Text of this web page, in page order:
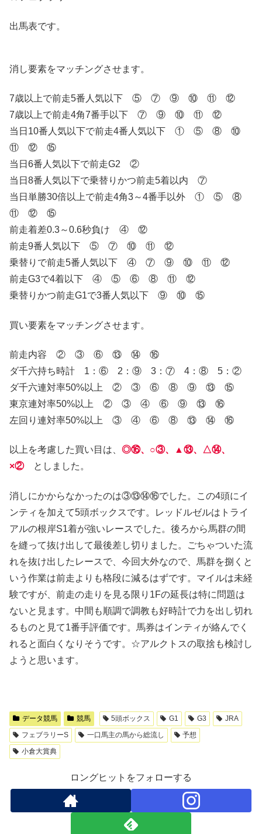
出馬表です。
消し要素をマッチングさせます。
7歳以上で前走5番人気以下 ⑤ ⑦ ⑨ ⑩ ⑪ ⑫
7歳以上で前走4角7番手以下 ⑦ ⑨ ⑩ ⑪ ⑫
当日10番人気以下で前走4番人気以下 ① ⑤ ⑧ ⑩
⑪ ⑫ ⑮
当日6番人気以下で前走G2 ②
当日8番人気以下で乗替りかつ前走5着以内 ⑦
当日単勝30倍以上で前走4角3～4番手以外 ① ⑤ ⑧
⑪ ⑫ ⑮
前走着差0.3～0.6秒負け ④ ⑫
前走9番人気以下 ⑤ ⑦ ⑩ ⑪ ⑫
乗替りで前走5番人気以下 ④ ⑦ ⑨ ⑩ ⑪ ⑫
前走G3で4着以下 ④ ⑤ ⑥ ⑧ ⑪ ⑫
乗替りかつ前走G1で3番人気以下 ⑨ ⑩ ⑮
買い要素をマッチングさせます。
前走内容 ② ③ ⑥ ⑬ ⑭ ⑯
ダ千六持ち時計 1：⑥ 2：⑨ 3：⑦ 4：⑧ 5：②
ダ千六連対率50%以上 ② ③ ⑥ ⑧ ⑨ ⑬ ⑮
東京連対率50%以上 ② ③ ④ ⑥ ⑨ ⑬ ⑯
左回り連対率50%以上 ③ ④ ⑥ ⑧ ⑬ ⑭ ⑯
以上を考慮した買い目は、 ◎⑯、○③、▲⑬、△⑭、
×②としました。
消しにかからなかったのは③⑬⑭⑯でした。この4頭にイ
ンティを加えて5頭ボックスです。レッドルゼルはトライ
アルの根岸S1着が強いレースでした。後ろから馬群の間
を縫って抜け出して最後差し切りました。ごちゃついた流
れを抜け出したレースで、今回大外なので、馬群を捌くと
いう作業は前走よりも格段に減るはずです。マイルは未経
験ですが、前走の走りを見る限り1Fの延長は特に問題は
ないと見ます。中間も順調で調教も好時計で力を出し切れ
るものと見て1番手評価です。馬券はインティが絡んでく
れると面白くなりそうです。☆アルクトスの取捨も検討し
ようと思います。
データ競馬 競馬 5頭ボックス G1 G3
JRA
フェブラリーS
一口馬主の馬から総流し
予想
小倉大賞典
ロングヒットをフォローする